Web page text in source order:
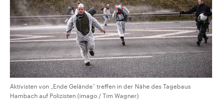
Aktivisten von „Ende Gelände“ treffen in der Nähe des Tagebaus
Hambach auf Polizisten (imago / Tim Wagner)